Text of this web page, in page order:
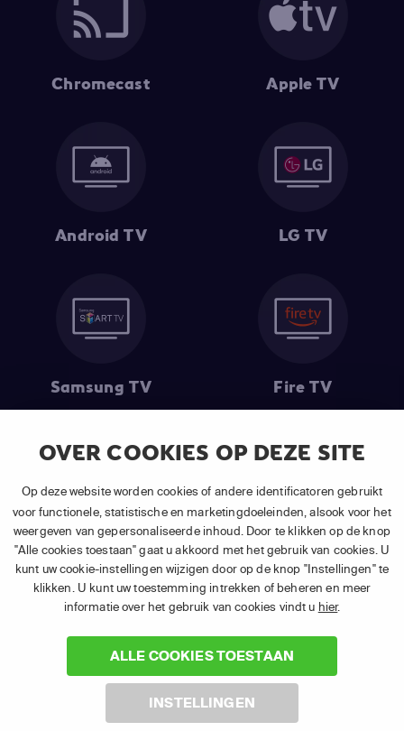
OVER COOKIES OP DEZE SITE
Op deze website worden cookies of andere identificatoren gebruikt
voor functionele, statistische en marketingdoeleinden, alsook voor het
weergeven van gepersonaliseerde inhoud. Door te klikken op de knop
"Alle cookies toestaan" gaat u akkoord met het gebruik van cookies. U
kunt uw cookie-instellingen wijzigen door op de knop "Instellingen" te
klikken. U kunt uw toestemming intrekken of beheren en meer
informatie over het gebruik van cookies vindt u hier.
ALLE COOKIES TOESTAAN
INSTELLINGEN
Chromecast Apple TV
Android TV LG TV
Samsung TV Fire TV
(1) De eerste 30 dagen gratis: Geldig op alle nieuwe abonnementen
van APP TV Light, Basic of Plus.
(2) Prijs abonnement : Incl. BTW.
(3) Restart & Replayis beschikbaar voorvolgende zendersafhankelijk
van je gekozen pakket.
2026 Canal+ Luxembourg S. à r.l. - Alle rechten voorbehouden. TV
VLAANDEREN® is een merk gebruikt onder licentie door Canal+
Luxembourg S. à r.l. Maatschappelijke zetel: Rue Albert Borschette 4,